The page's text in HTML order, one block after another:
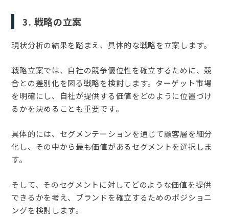
3. 戦略の立案
現状分析の結果を踏まえ、具体的な戦略を立案します。
戦略立案では、自社の競争優位性を確立するために、競
合との差別化を図る戦略を検討します。ターゲット市場
を明確にし、自社が提供する価値をどのように位置づけ
るかを決めることも重要です。
具体的には、セグメンテーションを通じて顧客層を細分
化し、その中から最も価値があるセグメントを選択しま
す。
そして、そのセグメントに対してどのような価値を提供
できるかを考え、ブランドを確立するためのポジショニ
ングを検討します。